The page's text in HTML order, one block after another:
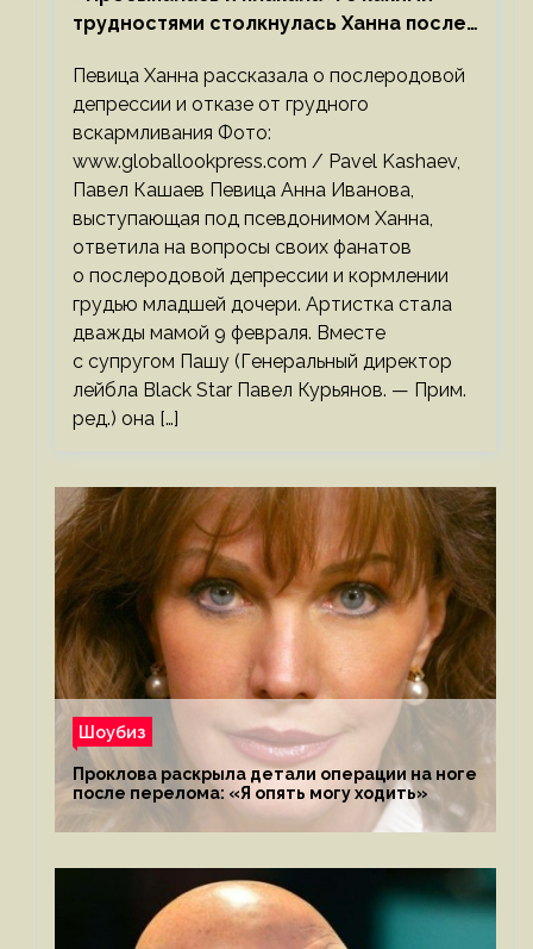
трудностями столкнулась Ханна после
Певица Ханна рассказала о послеродовой
депрессии и отказе от грудного
вскармливания Фото:
www.globallookpress.com / Pavel Kashaev,
Павел Кашаев Певица Анна Иванова,
выступающая под псевдонимом Ханна,
ответила на вопросы своих фанатов
о послеродовой депрессии и кормлении
грудью младшей дочери. Артистка стала
дважды мамой 9 февраля. Вместе
с супругом Пашу (Генеральный директор
лейбла Black Star Павел Курьянов. — Прим.
ред.) она […]
Шоубиз
Проклова раскрыла детали операции на ноге
после перелома: «Я опять могу ходить»